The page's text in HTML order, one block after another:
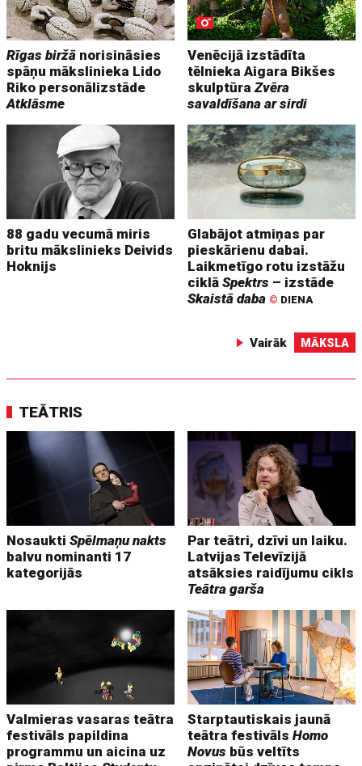
Rīgas biržā norisināsies
spāņu mākslinieka Lido
Riko personālizstāde
Atklāsme
Venēcijā izstādīta
tēlnieka Aigara Bikšes
skulptūraZvēra
savaldīšana ar sirdi
88 gadu vecumā miris
britu mākslinieks Deivids
Hoknijs
Glabājot atmiņas par
pieskārienu dabai.
Laikmetīgo rotu izstāžu
ciklāSpektrs – izstāde
Skaistā daba © DIENA
Vairāk MĀKSLA
TEĀTRIS
NosauktiSpēlmaņu nakts
balvu nominanti 17
kategorijās
Par teātri, dzīvi un laiku.
Latvijas Televīzijā
atsāksies raidījumu cikls
Teātra garša
Valmieras vasaras teātra
festivāls papildina
programmu un aicina uz
Starptautiskais jaunā
teātra festivālsHomo
Novus būs veltīts